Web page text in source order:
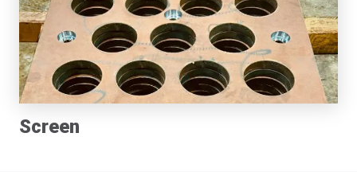
Screen